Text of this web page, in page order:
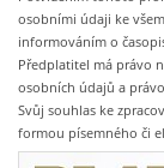
osobními údaji ke
informováním o
Předplatitel má právo
osobních údajů a
Svůj souhlas ke
formou písemného či